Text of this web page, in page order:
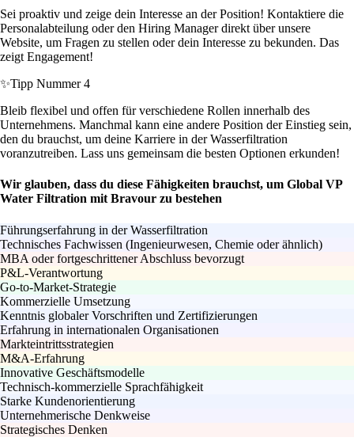
Sei proaktiv und zeige dein Interesse an der Position! Kontaktiere die
Personalabteilung oder den Hiring Manager direkt über unsere
Website, um Fragen zu stellen oder dein Interesse zu bekunden. Das
zeigt Engagement!
✨Tipp Nummer 4
Bleib flexibel und offen für verschiedene Rollen innerhalb des
Unternehmens. Manchmal kann eine andere Position der Einstieg sein,
den du brauchst, um deine Karriere in der Wasserfiltration
voranzutreiben. Lass uns gemeinsam die besten Optionen erkunden!
Wir glauben, dass du diese Fähigkeiten brauchst, um Global VP
Water Filtration mit Bravour zu bestehen
Führungserfahrung in der Wasserfiltration
Technisches Fachwissen (Ingenieurwesen, Chemie oder ähnlich)
MBA oder fortgeschrittener Abschluss bevorzugt
P&L-Verantwortung
Go-to-Market-Strategie
Kommerzielle Umsetzung
Kenntnis globaler Vorschriften und Zertifizierungen
Erfahrung in internationalen Organisationen
Markteintrittsstrategien
M&A-Erfahrung
Innovative Geschäftsmodelle
Technisch-kommerzielle Sprachfähigkeit
Starke Kundenorientierung
Unternehmerische Denkweise
Strategisches Denken